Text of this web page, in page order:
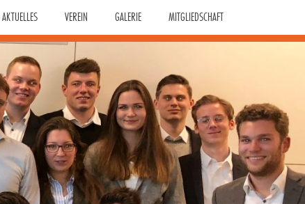
AKTUELLES VEREIN GALERIE MITGLIEDSCHAFT